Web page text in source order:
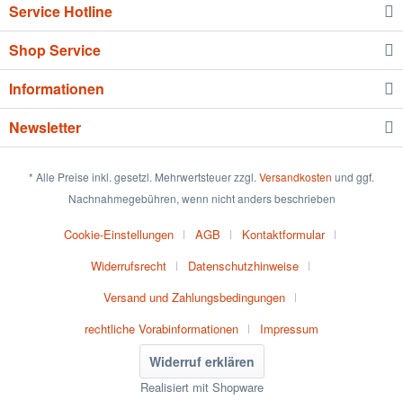
Service Hotline
Shop Service
Informationen
Newsletter
* Alle Preise inkl. gesetzl. Mehrwertsteuer zzgl. Versandkosten und ggf.
Nachnahmegebühren, wenn nicht anders beschrieben
Cookie-Einstellungen AGB
Kontaktformular
Widerrufsrecht
Datenschutzhinweise
Versand und Zahlungsbedingungen
rechtliche Vorabinformationen
Impressum
Widerruf erklären
Realisiert mit Shopware